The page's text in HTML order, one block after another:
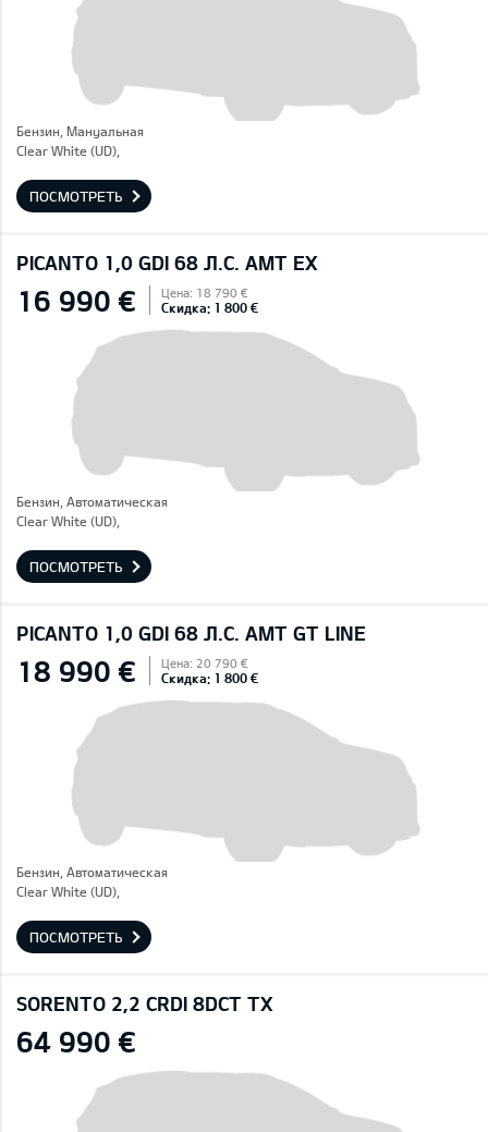
Бензин, Mануальная
Clear White (UD),
ПОСМОТРЕТЬ
PICANTO 1,0 GDI 68 Л.С. AMT EX
16 990 € Цена: 18 790 €
Скидка: 1 800 €
Бензин, Автоматическая
Clear White (UD),
ПОСМОТРЕТЬ
PICANTO 1,0 GDI 68 Л.С. AMT GT LINE
18 990 € Цена: 20 790 €
Скидка: 1 800 €
Бензин, Автоматическая
Clear White (UD),
ПОСМОТРЕТЬ
SORENTO 2,2 CRDI 8DCT TX
64 990 €